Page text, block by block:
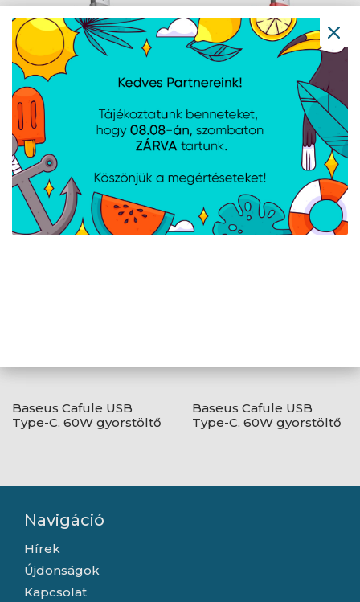
Baseus Cafule USB
Type-A – USB Type-C,
18W gyorstöltő
adatkábel, 1m,
fekete/szürke
Baseus Cafule USB
Type-A – USB Type-C,
18W gyorstöltő
adatkábel, 1m, piros
Baseus Cafule USB
Type-C, 60W gyorstöltő
Baseus Cafule USB
Type-C, 60W gyorstöltő
Navigáció
Hírek
Újdonságok
Kapcsolat